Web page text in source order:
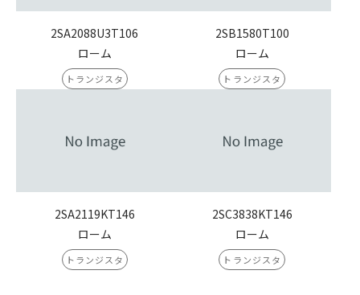
2SA2088U3T106
ローム
トランジスタ
2SB1580T100
ローム
トランジスタ
2SA2119KT146
ローム
トランジスタ
2SC3838KT146
ローム
トランジスタ